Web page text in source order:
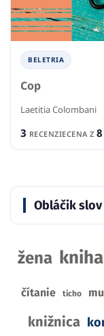
BELETRIA
Cop
Laetitia Colombani
3 RECENZIECENA Z 8
Obláčik slov
žena kniha
čítanie ticho
knižnica